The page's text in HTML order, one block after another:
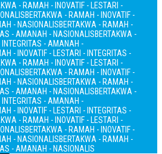
- RAMAH - INOVATIF - LESTARI -
BERTAKWA - RAMAH - INOVATIF -
- NASIONALISBERTAKWA - RAMAH -
- AMANAH - NASIONALISBERTAKWA -
INTEGRITAS - AMANAH -
- INOVATIF - LESTARI - INTEGRITAS -
- RAMAH - INOVATIF - LESTARI -
BERTAKWA - RAMAH - INOVATIF -
- NASIONALISBERTAKWA - RAMAH -
- AMANAH - NASIONALISBERTAKWA -
INTEGRITAS - AMANAH -
- INOVATIF - LESTARI - INTEGRITAS -
- RAMAH - INOVATIF - LESTARI -
BERTAKWA - RAMAH - INOVATIF -
- NASIONALISBERTAKWA - RAMAH -
- AMANAH - NASIONALIS